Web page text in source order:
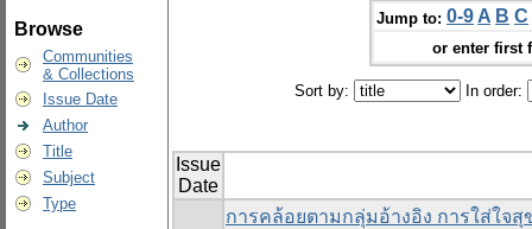
Browse
Communities
& Collections
Issue Date
Author
Title
Subject
Type
Jump to: 0-9 A B C
or enter first
Sort by: In order:
Issue
Date
การคล้อยตามกลุ่มอ้างอิง การใส่ใ